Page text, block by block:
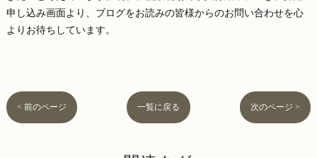
申し込み画面より、ブログをお読みの皆様からのお問い合わせを心
よりお待ちしています。
< 前のページ 一覧に戻る 次のページ >